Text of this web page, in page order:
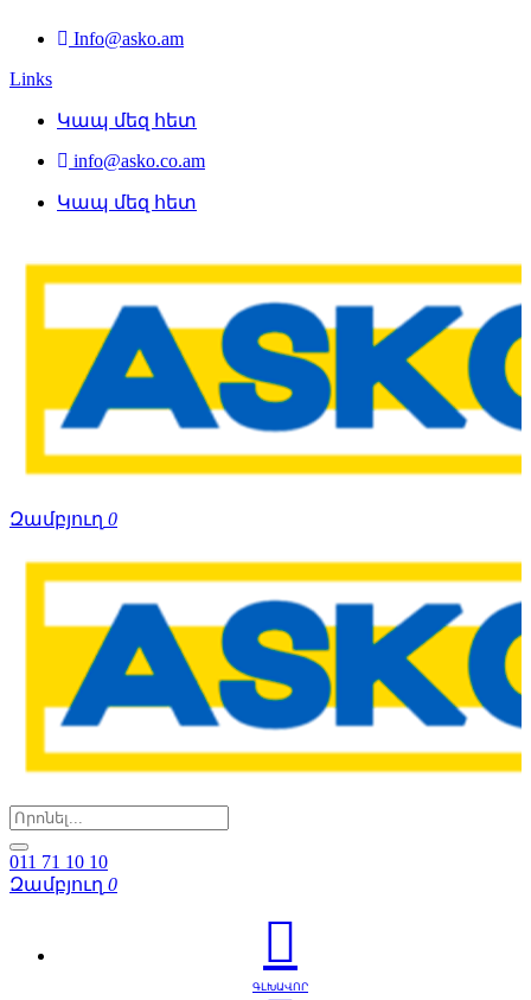
Info@asko.am
Links
Կապ մեզ հետ
info@asko.co.am
Կապ մեզ հետ
Զամբյուղ 0
011 71 10 10
Զամբյուղ 0
ԳԼԽԱՎՈՐ